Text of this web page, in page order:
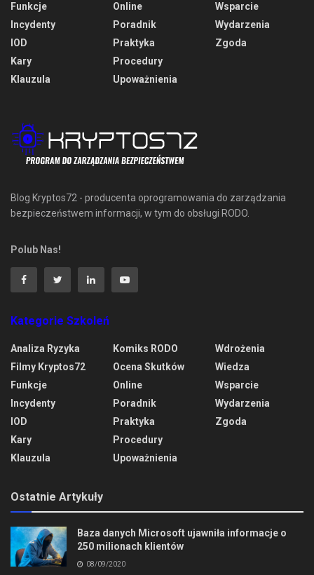
Funkcje
Incydenty
IOD
Kary
Klauzula
Online
Poradnik
Praktyka
Procedury
Upoważnienia
Wsparcie
Wydarzenia
Zgoda
Blog Kryptos72 - producenta oprogramowania do zarządzania
bezpieczeństwem informacji, w tym do obsługi RODO.
Polub Nas!
Kategorie Szkoleń
Analiza Ryzyka
Filmy Kryptos72
Funkcje
Incydenty
IOD
Kary
Klauzula
Komiks RODO
Ocena Skutków
Online
Poradnik
Praktyka
Procedury
Upoważnienia
Wdrożenia
Wiedza
Wsparcie
Wydarzenia
Zgoda
Ostatnie Artykuły
Baza danych Microsoft ujawniła informacje o
250 milionach klientów
08/09/2020